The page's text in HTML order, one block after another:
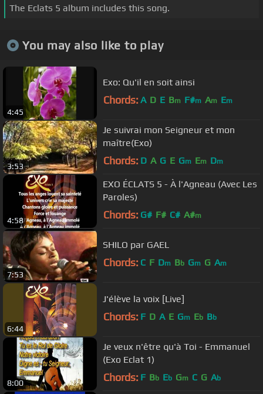
The Eclats 5 album includes this song.
You may also like to play
4:45
Exo: Qu'il en soit ainsi
Chords: A D E Bm F#m Am Em
3:53
Je suivrai mon Seigneur et mon
maître(Exo)
Chords: D A G E Gm Em Dm
4:58
EXO ÉCLATS 5 - À l'Agneau (Avec Les
Paroles)
Chords: G# F# C# A#m
7:53
SHILO par GAEL
Chords: C F Dm Bb Gm G Am
6:44
J'élève la voix [Live]
Chords: F D A E Gm Eb Bb
8:00
Je veux n'être qu'à Toi - Emmanuel
(Exo Eclat 1)
Chords: F Bb Eb Gm C G Ab